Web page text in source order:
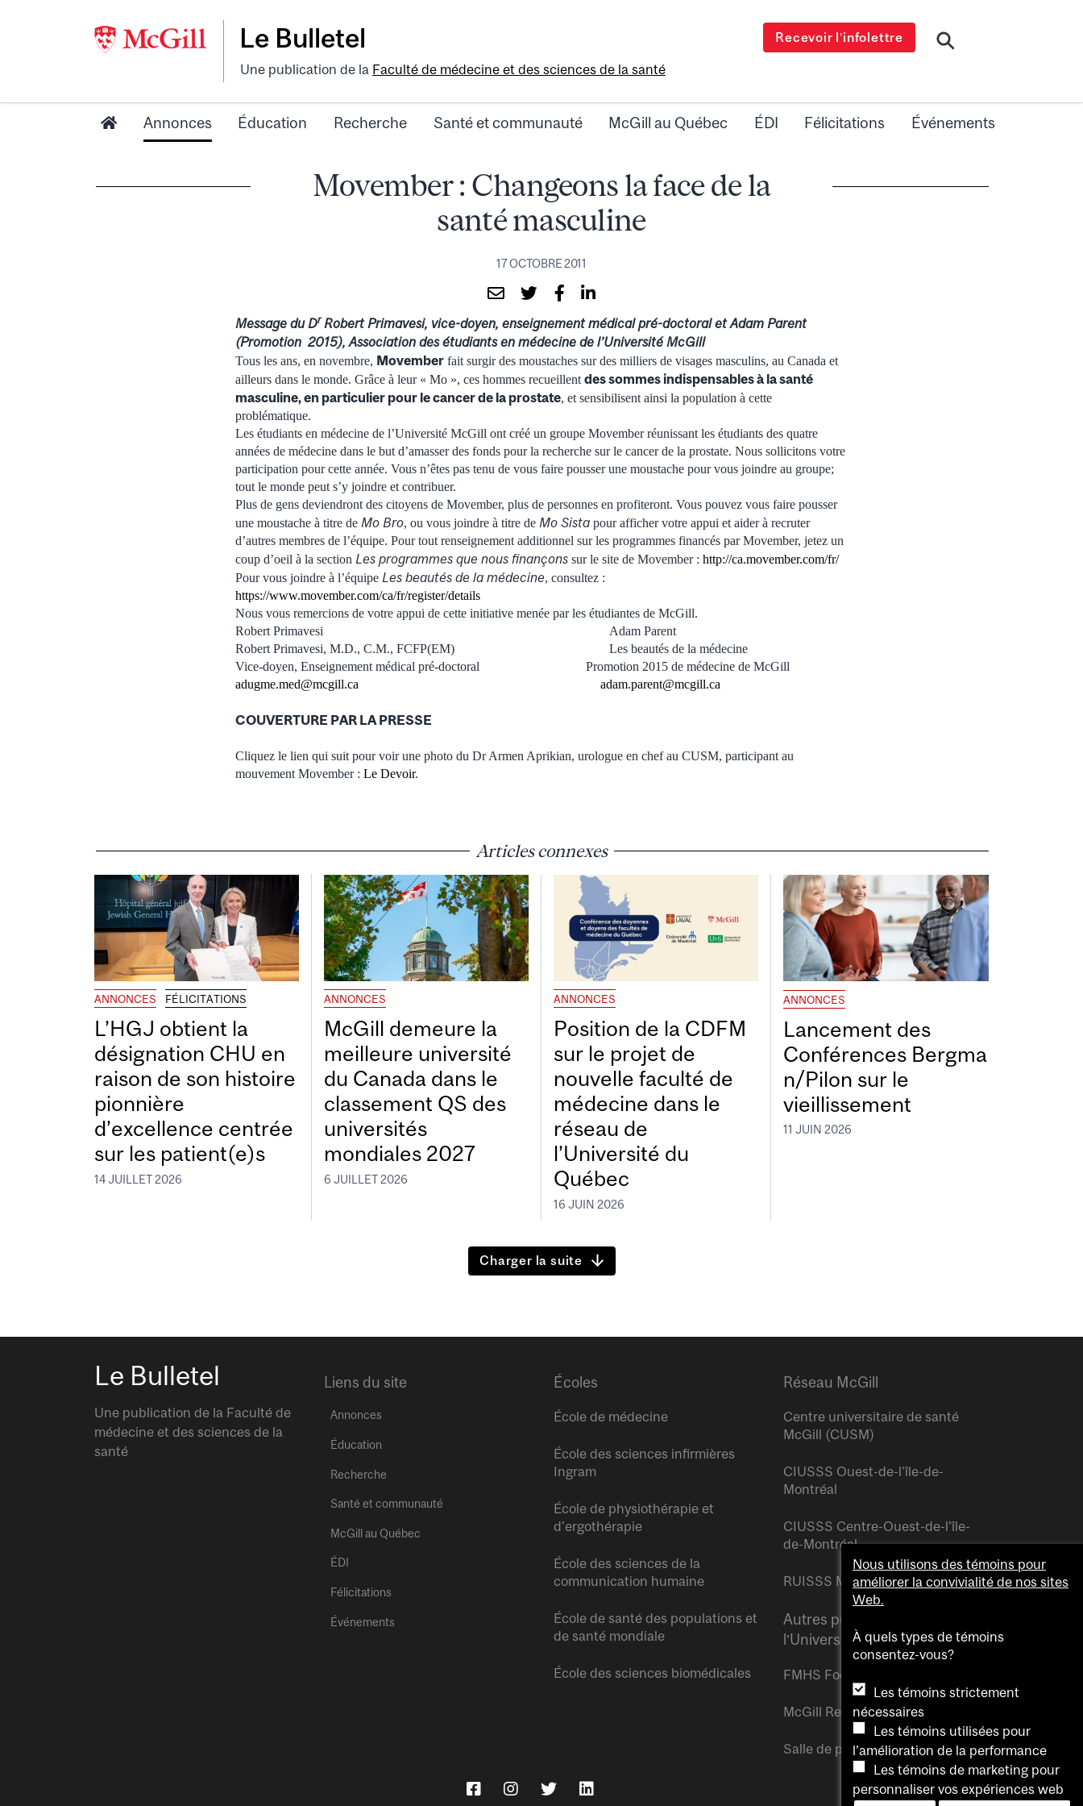
Le Bulletel
Une publication de la Faculté de médecine et des sciences de la santé
Recevoir l’infolettre
Annonces Éducation Recherche Santé et communauté McGill au Québec ÉDI Félicitations Événements
Movember : Changeons la face de la
santé masculine
17 OCTOBRE 2011
Message du DrRobert Primavesi, vice-doyen, enseignement médical pré-doctoral et Adam Parent
(Promotion 2015), Association des étudiants en médecine de l’Université McGill
Tous les ans, en novembre, Movember fait surgir des moustaches sur des milliers de visages masculins, au Canada et
ailleurs dans le monde. Grâce à leur « Mo », ces hommes recueillent des sommes indispensables à la santé
masculine, en particulier pour le cancer de la prostate, et sensibilisent ainsi la population à cette
problématique.
Les étudiants en médecine de l’Université McGill ont créé un groupe Movember réunissant les étudiants des quatre
années de médecine dans le but d’amasser des fonds pour la recherche sur le cancer de la prostate. Nous sollicitons votre
participation pour cette année. Vous n’êtes pas tenu de vous faire pousser une moustache pour vous joindre au groupe;
tout le monde peut s’y joindre et contribuer.
Plus de gens deviendront des citoyens de Movember, plus de personnes en profiteront. Vous pouvez vous faire pousser
une moustache à titre de Mo Bro, ou vous joindre à titre de Mo Sista pour afficher votre appui et aider à recruter
d’autres membres de l’équipe. Pour tout renseignement additionnel sur les programmes financés par Movember, jetez un
coup d’oeil à la section Les programmes que nous finançons sur le site de Movember : http://ca.movember.com/fr/
Pour vous joindre à l’équipe Les beautés de la médecine, consultez :
https://www.movember.com/ca/fr/register/details
Nous vous remercions de votre appui de cette initiative menée par les étudiantes de McGill.
Robert Primavesi Adam Parent
Robert Primavesi, M.D., C.M., FCFP(EM) Les beautés de la médecine
Vice-doyen, Enseignement médical pré-doctoral Promotion 2015 de médecine de McGill
adugme.med@mcgill.ca
adam.parent@mcgill.ca
COUVERTURE PAR LA PRESSE
Cliquez le lien qui suit pour voir une photo du Dr Armen Aprikian, urologue en chef au CUSM, participant au
mouvement Movember : Le Devoir.
Articles connexes
ANNONCES FÉLICITATIONS
L’HGJ obtient la
désignation CHU en
raison de son histoire
pionnière
d’excellence centrée
sur les patient(e)s
14 JUILLET 2026
ANNONCES
McGill demeure la
meilleure université
du Canada dans le
classement QS des
universités
mondiales 2027
6 JUILLET 2026
ANNONCES
Position de la CDFM
sur le projet de
nouvelle faculté de
médecine dans le
réseau de
l’Université du
Québec
16 JUIN 2026
ANNONCES
Lancement des
Conférences Bergma
n/Pilon sur le
vieillissement
11 JUIN 2026
Charger la suite
Le Bulletel
Une publication de la Faculté de
médecine et des sciences de la
santé
Liens du site
Annonces
Éducation
Recherche
Santé et communauté
McGill au Québec
ÉDI
Félicitations
Événements
Écoles
École de médecine
École des sciences infirmières
Ingram
École de physiothérapie et
d’ergothérapie
École des sciences de la
communication humaine
École de santé des populations et
de santé mondiale
École des sciences biomédicales
Réseau McGill
Centre universitaire de santé
McGill (CUSM)
CIUSSS Ouest-de-l’île-de-
Montréal
CIUSSS Centre-Ouest-de-l’île-
de-Montréal
RUISSS McGill
Autres publications de
l’Université McGill
FMHS Focus
McGill Reporter
Salle de presse McGill
Nous utilisons des témoins pour
améliorer la convivialité de nos sites
Web.
À quels types de témoins
consentez-vous?
Les témoins strictement
nécessaires
Les témoins utilisées pour
l'amélioration de la performance
Les témoins de marketing pour
personnaliser vos expériences web